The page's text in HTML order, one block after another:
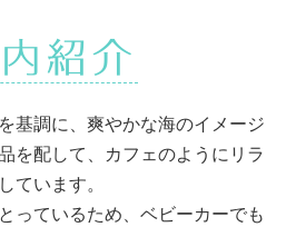
紹介
基調に、爽やかな海のイメージ
を配して、カフェのようにリラ
ています。
っているため、ベビーカーでも